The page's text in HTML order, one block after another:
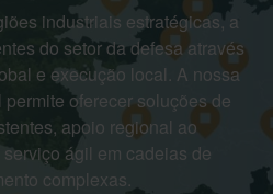
industriais estratégicas, a
do setor da defesa através
e execução local. A nossa
oferecer soluções de
apoio regional ao
ágil em cadeias de
complexas.